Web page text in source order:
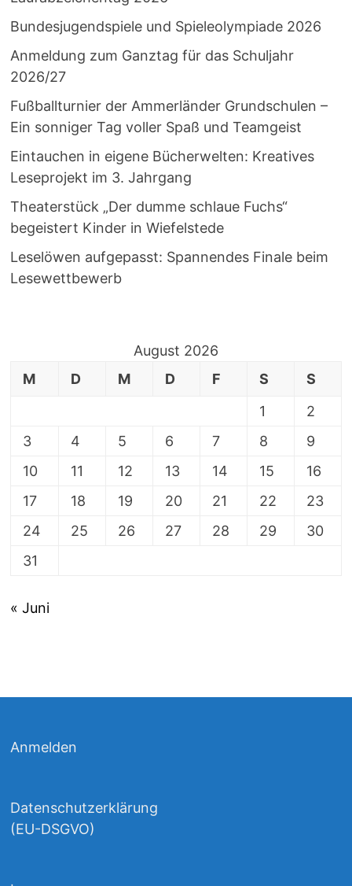
Bundesjugendspiele und Spieleolympiade 2026
Anmeldung zum Ganztag für das Schuljahr
2026/27
Fußballturnier der Ammerländer Grundschulen –
Ein sonniger Tag voller Spaß und Teamgeist
Eintauchen in eigene Bücherwelten: Kreatives
Leseprojekt im 3. Jahrgang
Theaterstück „Der dumme schlaue Fuchs“
begeistert Kinder in Wiefelstede
Leselöwen aufgepasst: Spannendes Finale beim
Lesewettbewerb
August 2026
M
D M D F S
S
1
2
3
4 5 6 7 8
9
10
11 12 13 14 15
16
17
18 19 20 21 22
23
24
25 26 27 28 29
30
31
« Juni
Anmelden
Datenschutzerklärung
(EU-DSGVO)